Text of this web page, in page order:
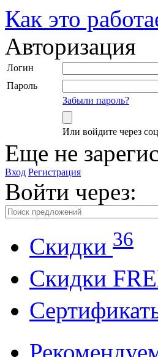
Как это
Авторизация
Логин
Пароль
Забыли пароль?
Или войдите через
Еще не
Вход Регистрация
Войти через:
Скидки 36
Cкидки